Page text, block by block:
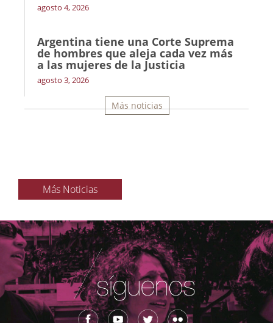
agosto 4, 2026
Argentina tiene una Corte Suprema
de hombres que aleja cada vez más
a las mujeres de la Justicia
agosto 3, 2026
Más noticias
Más Noticias